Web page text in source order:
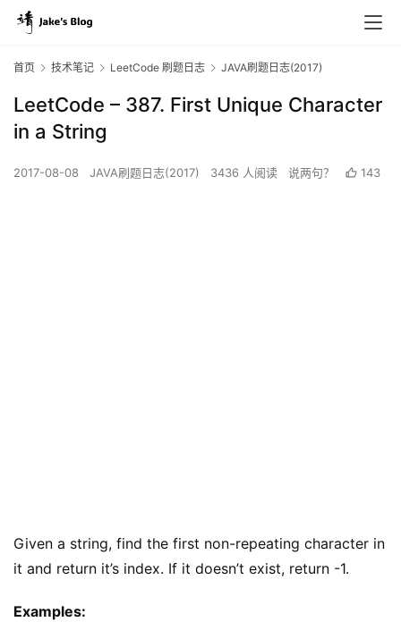
首页 技术笔记 LeetCode 刷题日志 JAVA刷题日志(2017)
LeetCode – 387. First Unique Character
in a String
2017-08-08 JAVA刷题日志(2017) 3436 人阅读 说两句？ 143
Given a string, find the first non-repeating character in
it and return it’s index. If it doesn’t exist, return -1.
Examples: